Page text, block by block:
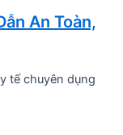
An Toàn,
tế chuyên dụng